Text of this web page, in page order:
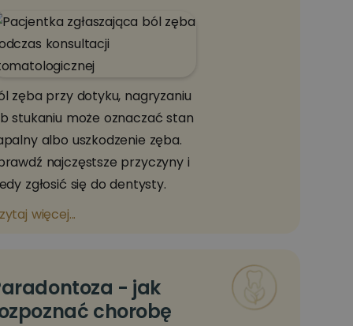
zęba przy dotyku, nagryzaniu
stukaniu może oznaczać stan
albo uszkodzenie zęba.
najczęstsze przyczyny i
zgłosić się do dentysty.
więcej...
- jak
chorobę